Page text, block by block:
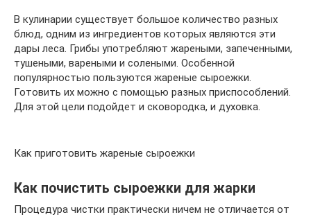
В кулинарии существует большое количество разных
блюд, одним из ингредиентов которых являются эти
дары леса. Грибы употребляют жареными, запеченными,
тушеными, вареными и солеными. Особенной
популярностью пользуются жареные сыроежки.
Готовить их можно с помощью разных приспособлений.
Для этой цели подойдет и сковородка, и духовка.
Как приготовить жареные сыроежки
Как почистить сыроежки для жарки
Процедура чистки практически ничем не отличается от